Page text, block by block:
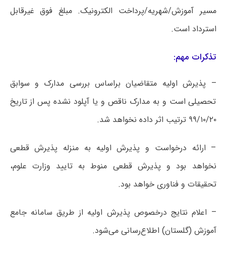
مسیر آموزش/شهریه/پرداخت الکترونیک. مبلغ فوق غیرقابل
استرداد است.
تذکرات مهم:
– پذیرش اولیه متقاضیان براساس بررسی مدارک و سوابق
تحصیلی است و به مدارک ناقص و یا آپلود نشده پس از تاریخ
۹۹/۱۰/۲۰ ترتیب اثر داده نخواهد شد.
– ارائه درخواست و پذیرش اولیه به منزله پذیرش قطعی
نخواهد بود و پذیرش قطعی منوط به تایید وزارت علوم،
تحقیقات و فناوری خواهد بود.
– اعلام نتایج درخصوص پذیرش اولیه از طریق سامانه جامع
آموزش (گلستان) اطلاع‌رسانی می‌شود.